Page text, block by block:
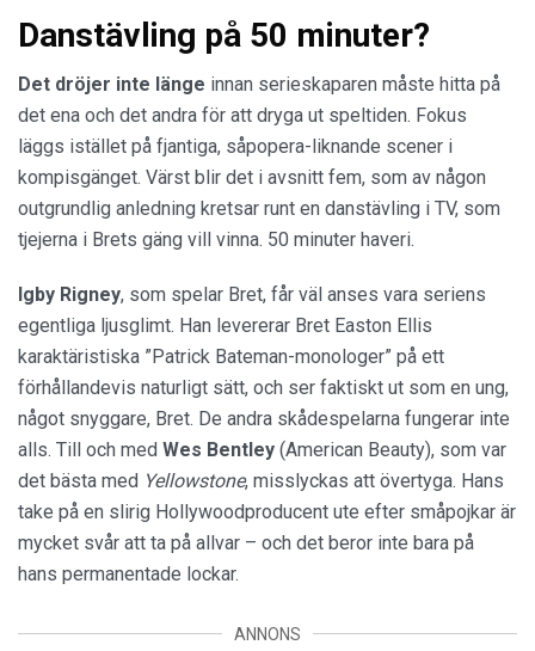
Danstävling på 50 minuter?
Det dröjer inte länge innan serieskaparen måste hitta på
det ena och det andra för att dryga ut speltiden. Fokus
läggs istället på fjantiga, såpopera-liknande scener i
kompisgänget. Värst blir det i avsnitt fem, som av någon
outgrundlig anledning kretsar runt en danstävling i TV, som
tjejerna i Brets gäng vill vinna. 50 minuter haveri.
Igby Rigney, som spelar Bret, får väl anses vara seriens
egentliga ljusglimt. Han levererar Bret Easton Ellis
karaktäristiska ”Patrick Bateman-monologer” på ett
förhållandevis naturligt sätt, och ser faktiskt ut som en ung,
något snyggare, Bret. De andra skådespelarna fungerar inte
alls. Till och med Wes Bentley (American Beauty), som var
det bästa med Yellowstone, misslyckas att övertyga. Hans
take på en slirig Hollywoodproducent ute efter småpojkar är
mycket svår att ta på allvar – och det beror inte bara på
hans permanentade lockar.
ANNONS